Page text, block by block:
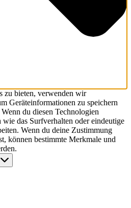
zu bieten, verwenden wir
Geräteinformationen zu speichern
du diesen Technologien
das Surfverhalten oder eindeutige
Wenn du deine Zustimmung
können bestimmte Merkmale und